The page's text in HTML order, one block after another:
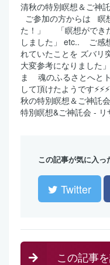
清秋の特別瞑想＆ご神
ご参加の方からは
た！」 ⁡ ⁡ ⁡ ⁡ 「瞑想ができ
しました」 etc.. ⁡ ⁡ ⁡ ご
れていたことを ズバリ
大変参考になりまし
ま ⁡ ⁡ ⁡ 魂のふるさとへと
して頂けたようです
秋の特別瞑想＆ご神託
特別瞑想&ご神託会 - リ
この記事が気に入っ
Twitter
この記事